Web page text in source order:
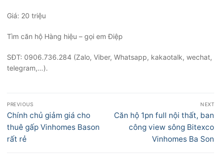
Giá: 20 triệu
Tìm căn hộ Hàng hiệu – gọi em Điệp
SĐT: 0906.736.284 (Zalo, Viber, Whatsapp, kakaotalk, wechat,
telegram,…).
Điều
hướng
bài
viết
PREVIOUS
Previous
post:
Chính chủ giảm giá cho
thuê gấp Vinhomes Bason
rất rẻ
NEXT
Next
post:
Căn hộ 1pn full nội thất, ban
công view sông Bitexco
Vinhomes Ba Son